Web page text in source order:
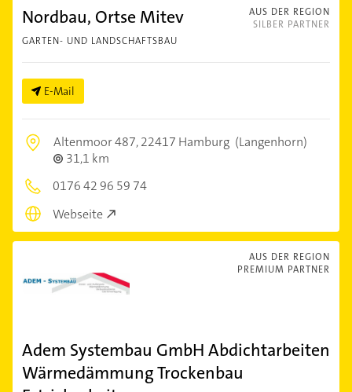
AUS DER REGION
SILBER PARTNER
Nordbau, Ortse Mitev
GARTEN- UND LANDSCHAFTSBAU
E-Mail
Altenmoor 487,22417 Hamburg (Langenhorn)
31,1 km
0176 42 96 59 74
Webseite
AUS DER REGION
PREMIUM PARTNER
Adem Systembau GmbH Abdichtarbeiten
Wärmedämmung Trockenbau